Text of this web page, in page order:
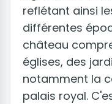
reflétant ainsi
différentes
château
églises, des
notamment la
palais royal.